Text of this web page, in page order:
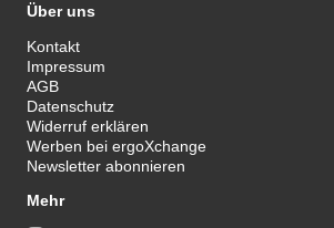
Über uns
Kontakt
Impressum
AGB
Datenschutz
Widerruf erklären
Werben bei ergoXchange
Newsletter abonnieren
Mehr